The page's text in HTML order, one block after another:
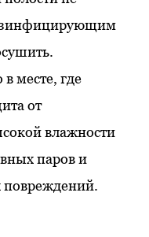
месте, где
от
влажности
паров и
повреждений.